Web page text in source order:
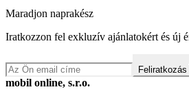
Maradjon naprakész
Iratkozzon fel exkluzív ajánlatokért és új
Feliratkozás
mobil online, s.r.o.